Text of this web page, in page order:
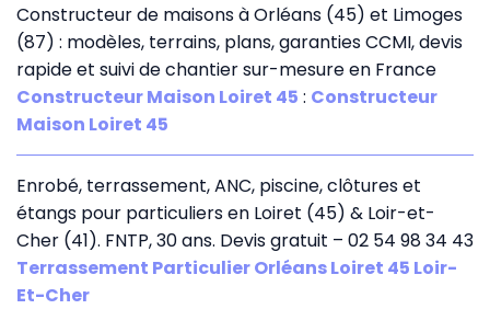
Constructeur de maisons à Orléans (45) et Limoges
(87) : modèles, terrains, plans, garanties CCMI, devis
rapide et suivi de chantier sur-mesure en France
Constructeur Maison Loiret 45 : Constructeur
Maison Loiret 45
Enrobé, terrassement, ANC, piscine, clôtures et
étangs pour particuliers en Loiret (45) & Loir-et-
Cher (41). FNTP, 30 ans. Devis gratuit – 02 54 98 34 43
Terrassement Particulier Orléans Loiret 45 Loir-
Et-Cher